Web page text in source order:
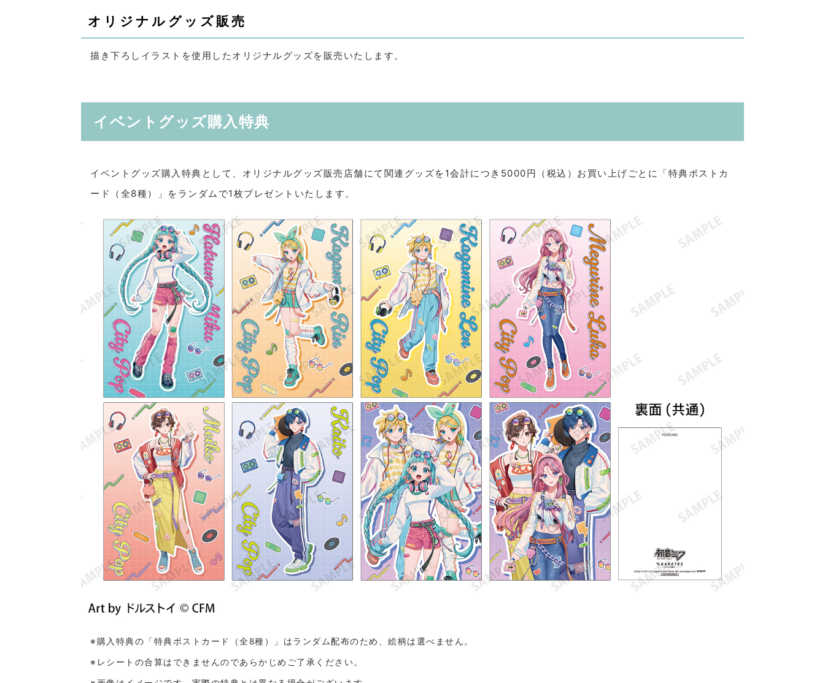
オリジナルグッズ販売
描き下ろしイラストを使用したオリジナルグッズを販売いたします。
イベントグッズ購入特典
イベントグッズ購入特典として、オリジナルグッズ販売店舗にて関連グッズを1会計につき5000円（税込）お買い上げごとに「特典ポストカ
ード（全8種）」をランダムで1枚プレゼントいたします。
※購入特典の「特典ポストカード（全8種）」はランダム配布のため、絵柄は選べません。
※レシートの合算はできませんのであらかじめご了承ください。